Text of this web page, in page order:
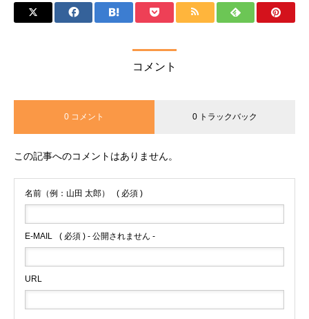
コメント
0 コメント 0 トラックバック
この記事へのコメントはありません。
名前（例：山田 太郎） ( 必須 )
E-MAIL ( 必須 ) - 公開されません -
URL